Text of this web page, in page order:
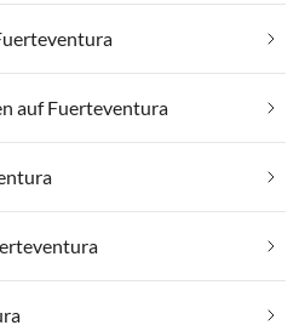
auf Fuerteventura